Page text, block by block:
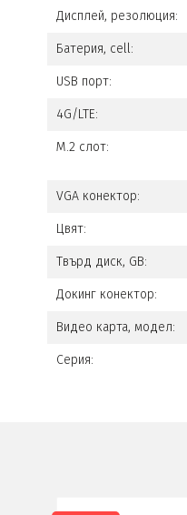
Дисплей, резолюция:
Батерия, cell:
USB порт:
4G/LTE:
M.2 слот:
VGA конектор:
Цвят:
Твърд диск, GB:
Докинг конектор:
Видео карта, модел:
Серия: